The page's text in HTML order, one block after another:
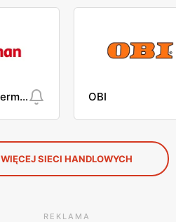
Auchan Hipermarket OBI
WIĘCEJ SIECI HANDLOWYCH
REKLAMA